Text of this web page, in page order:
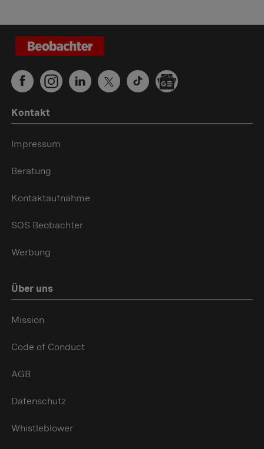
Kontakt
Impressum
Beratung
Kontaktaufnahme
SOS Beobachter
Werbung
Über uns
Mission
Code of Conduct
AGB
Datenschutz
Whistleblower